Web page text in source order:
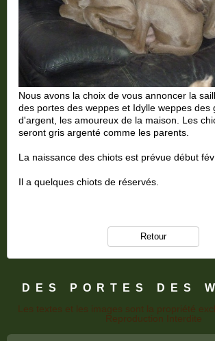
Nous avons la choix de vous annoncer la
des portes des weppes et Idylle weppes des
d'argent, les amoureux de la maison. Les
seront gris argenté comme les parents.
La naissance des chiots est prévue début
Il a quelques chiots de réservés.
Retour
DES PORTES DES
Reproduction Interdite